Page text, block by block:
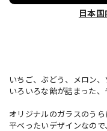
日本
いちご、ぶどう、メロン
いろいろな飴が詰まった
オリジナルのガラスのうら
平べったいデザインなの